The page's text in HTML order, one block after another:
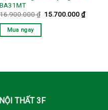
BA31MT
₫ Giá
15.700.000₫Giá
hiện
Mua ngay
THẤT 3F